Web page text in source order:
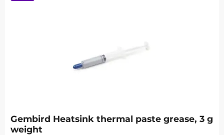
Gembird Heatsink thermal paste grease, 3 g
weight